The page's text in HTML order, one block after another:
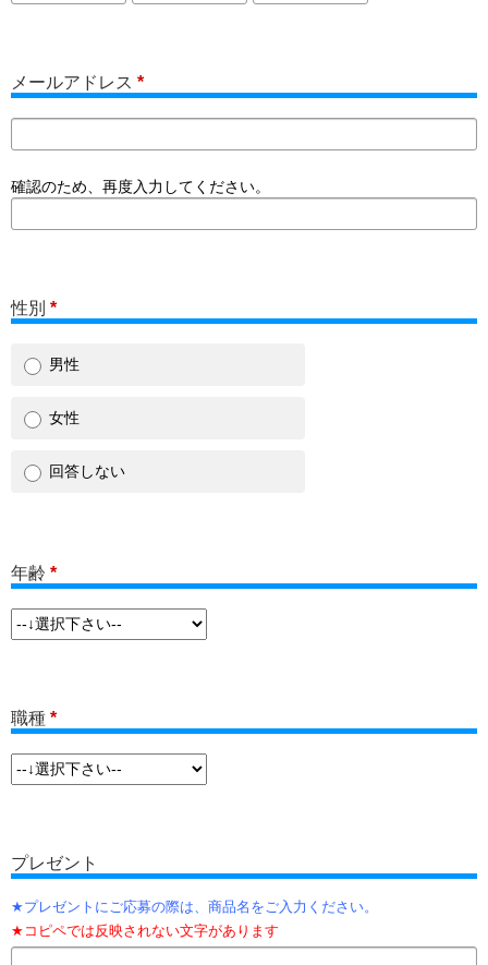
メールアドレス *
確認のため、再度入力してください。
性別 *
男性
女性
回答しない
年齢 *
職種 *
プレゼント
プレゼントにご応募の際は、商品名をご入力ください。
コピペでは反映されない文字があります